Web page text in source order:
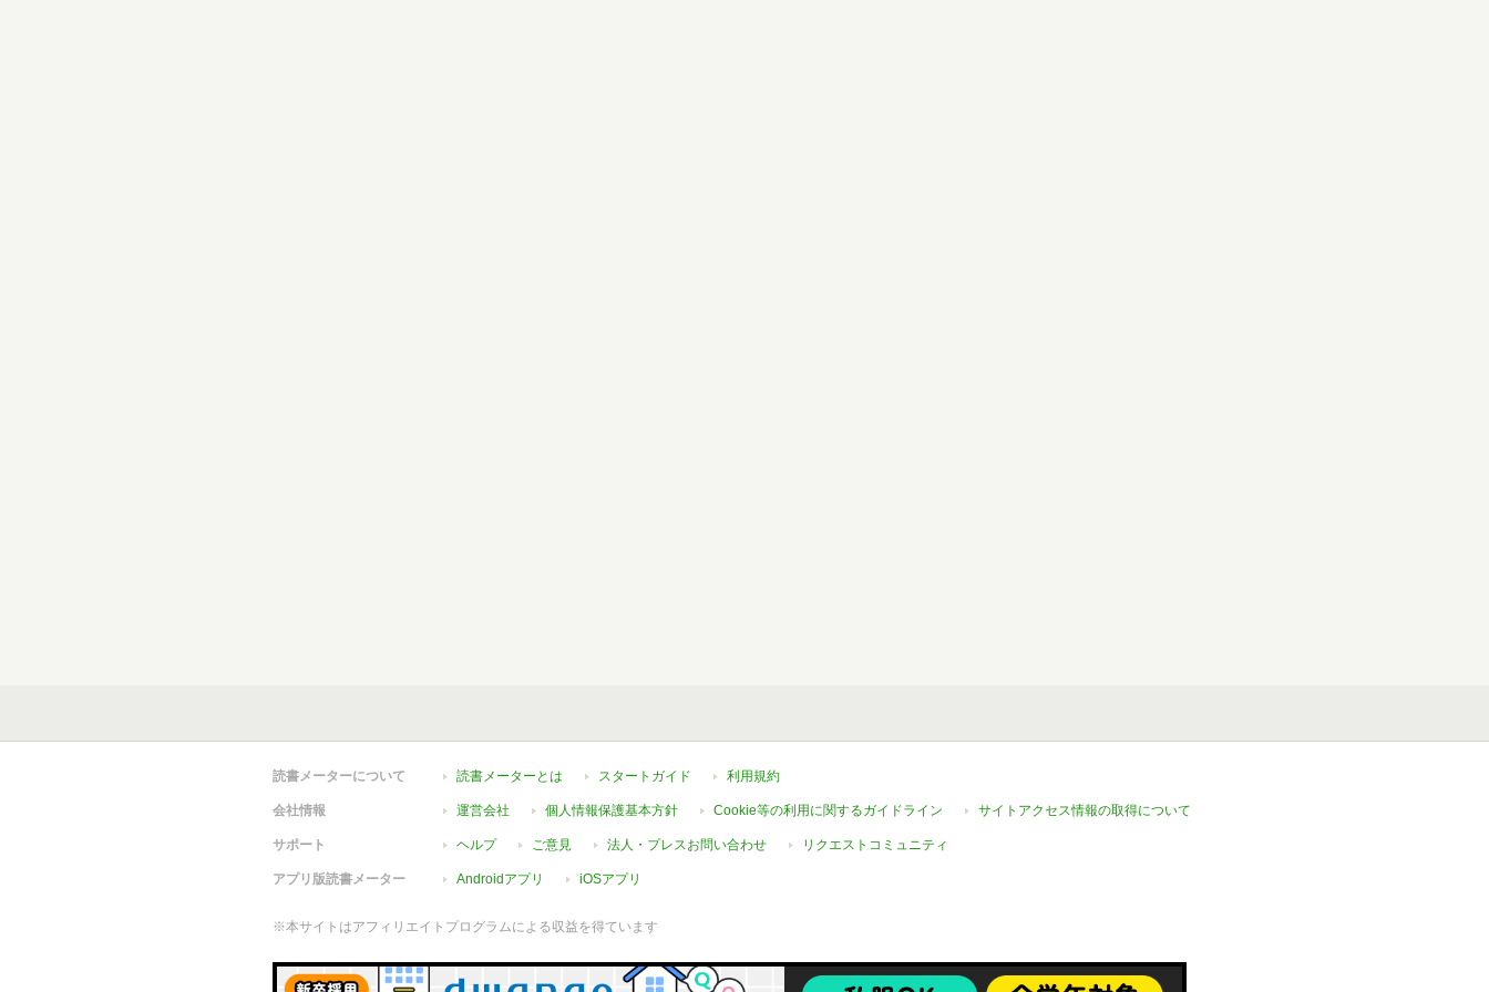
読書メーターについて 読書メーターとは スタートガイド 利用規約
会社情報 運営会社 個人情報保護基本方針 Cookie等の利用に関するガイドライン サイトアクセス情報の取得について
サポート ヘルプ ご意見 法人・プレスお問い合わせ リクエストコミュニティ
アプリ版読書メーター Androidアプリ iOSアプリ
※本サイトはアフィリエイトプログラムによる収益を得ています